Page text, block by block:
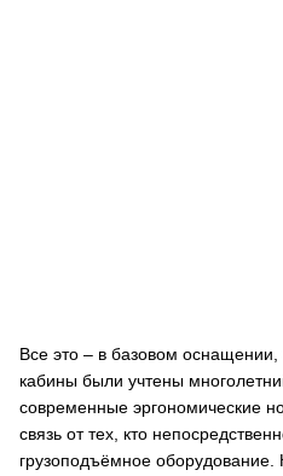
Все это – в базовом
кабины были учтены
современные эргономические
связь от тех, кто
грузоподъёмное